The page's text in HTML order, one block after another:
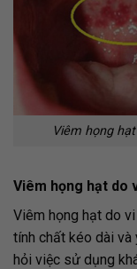
Viêm họng
Viêm họng hạt do
Viêm họng hạt do
tính chất kéo dài và
hỏi việc sử dụng